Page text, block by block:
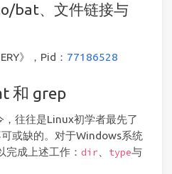
bat、文件链接与
》，Pid： 77186528
和 grep
，往往是Linux初学者最先了
或缺的。对于Windows系统
完成上述工作： dir type与